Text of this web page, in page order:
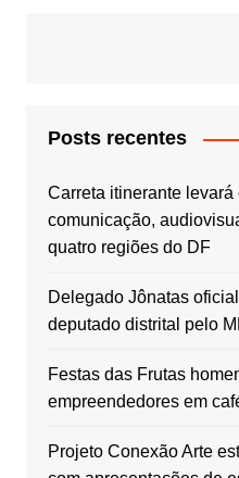
Posts recentes
Carreta itinerante
comunicação,
quatro regiões do DF
Delegado Jônatas
deputado distrital pelo
Festas das Frutas
empreendedores em
Projeto Conexão Arte